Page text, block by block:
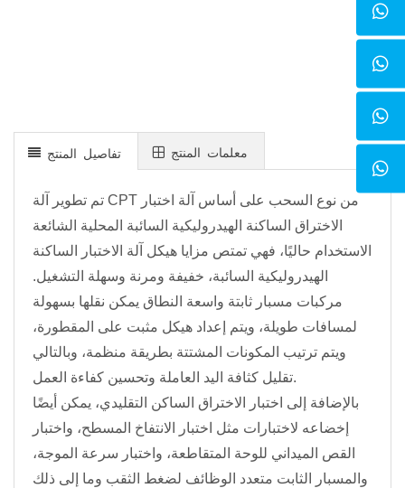
تفاصيل المنتج معلمات المنتج
تم تطوير آلة CPT من نوع السحب على أساس آلة اختبار
الاختراق الساكنة الهيدروليكية السائبة المحلية الشائعة
الاستخدام حاليًا، فهي تمتص مزايا هيكل آلة الاختبار الساكنة
الهيدروليكية السائبة، خفيفة ومرنة وسهلة التشغيل.
مركبات مسبار ثابتة واسعة النطاق يمكن نقلها بسهولة
لمسافات طويلة، ويتم إعداد هيكل مثبت على المقطورة،
ويتم ترتيب المكونات المشتتة بطريقة منظمة، وبالتالي
تقليل كثافة اليد العاملة وتحسين كفاءة العمل.
بالإضافة إلى اختبار الاختراق الساكن التقليدي، يمكن أيضًا
إخضاعه لاختبارات مثل اختبار الانتفاخ المسطح، واختبار
القص الميداني للوحة المتقاطعة، واختبار سرعة الموجة،
والمسبار الثابت متعدد الوظائف لضغط الثقب وما إلى ذلك